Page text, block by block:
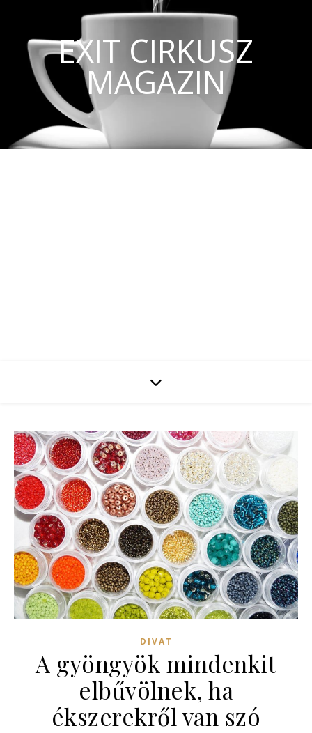
EXIT CIRKUSZ
MAGAZIN
DIVAT
A gyöngyök mindenkit
elbűvölnek, ha
ékszerekről van szó